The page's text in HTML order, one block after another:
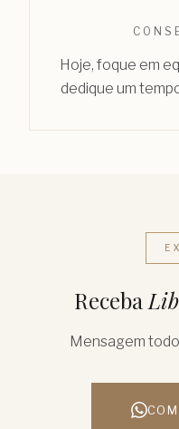
Hoje, foque em
dedique um
Receba
Mensagem